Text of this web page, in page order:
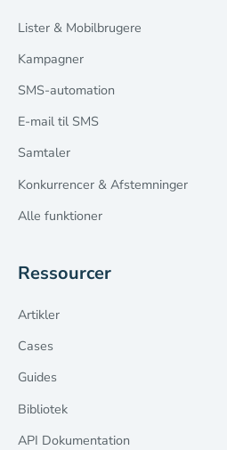
Lister & Mobilbrugere
Kampagner
SMS-automation
E-mail til SMS
Samtaler
Konkurrencer & Afstemninger
Alle funktioner
Ressourcer
Artikler
Cases
Guides
Bibliotek
API Dokumentation